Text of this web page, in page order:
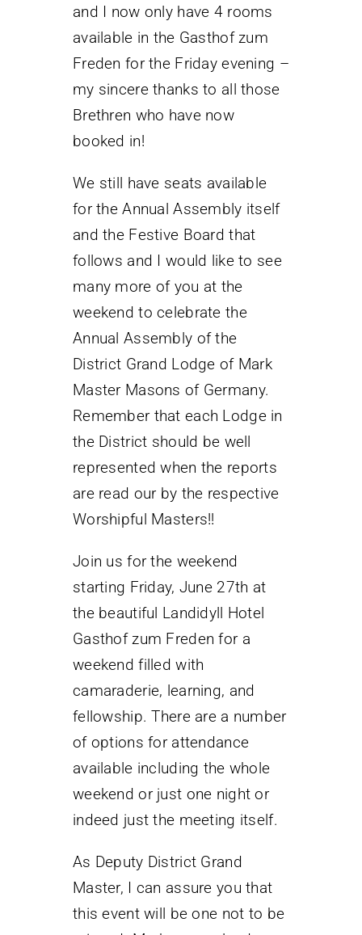
and I now only have 4 rooms
available in the Gasthof zum
Freden for the Friday evening –
my sincere thanks to all those
Brethren who have now
booked in!
We still have seats available
for the Annual Assembly itself
and the Festive Board that
follows and I would like to see
many more of you at the
weekend to celebrate the
Annual Assembly of the
District Grand Lodge of Mark
Master Masons of Germany.
Remember that each Lodge in
the District should be well
represented when the reports
are read our by the respective
Worshipful Masters!!
Join us for the weekend
starting Friday, June 27th at
the beautiful Landidyll Hotel
Gasthof zum Freden for a
weekend filled with
camaraderie, learning, and
fellowship. There are a number
of options for attendance
available including the whole
weekend or just one night or
indeed just the meeting itself.
As Deputy District Grand
Master, I can assure you that
this event will be one not to be